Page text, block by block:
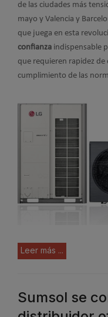
de las ciudades más
mayo y Valencia y
que juega en esta
confianza indispensable
que requieren rapidez
cumplimiento de las
Leer más ...
Sumsol se